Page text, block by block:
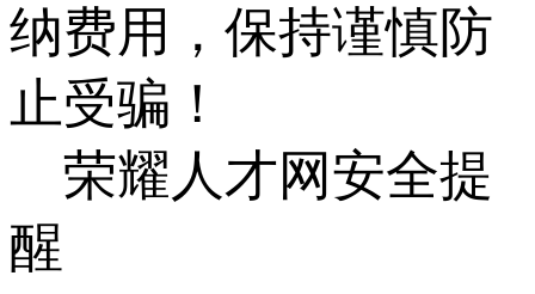
纳费用，保持谨慎防
止受骗！
荣耀人才网安全提
醒